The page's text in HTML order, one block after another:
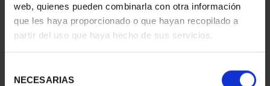
web, quienes pueden combinarla con otra información
que les haya proporcionado o que hayan recopilado a
partir del uso que haya hecho de sus servicios.
NECESARIAS
SUSCRIPCIÓN
PROVINCIA 3
SUSCRIPCIÓN
PROVINCIA 4